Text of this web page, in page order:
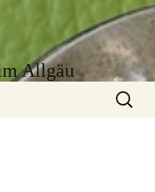
Allgäu
Suchen
nach: